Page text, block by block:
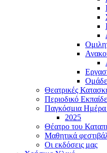
Θεατρικές
Περιοδικό
Παγκόσμια Ημέρα
2025
Θέατρο του
Μαθητικά
Οι εκδόσεις μας